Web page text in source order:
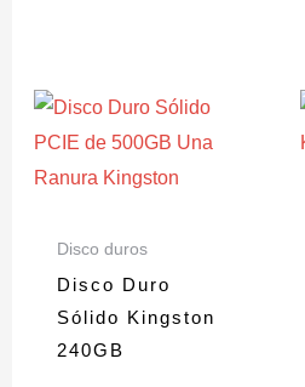
Disco duros
Disco Duro
Sólido Kingston
240GB